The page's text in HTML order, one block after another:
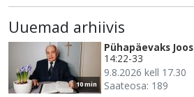
Uuemad arhiivis
10 min
Pühapäevaks
14:22-33
9.8.2026 kell 17.30
Saateosa: 189